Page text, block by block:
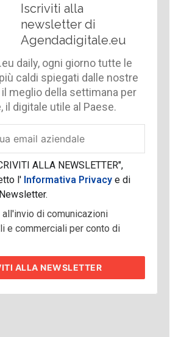
Iscriviti alla
newsletter di
Agendadigitale.eu
daily, ogni giorno tutte le
caldi spiegati dalle nostre
meglio della settimana per
il digitale utile al Paese.
ALLA NEWSLETTER",
l'Informativa Privacy e di
di comunicazioni
e commerciali per conto di
ALLA NEWSLETTER